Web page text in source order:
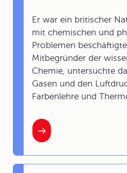
Er war ein britischer
mit chemischen und
Problemen
Mitbegründer der
Chemie, untersuchte
Gasen und den
Farbenlehre und